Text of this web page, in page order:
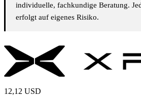
individuelle, fachkundige Beratung.
erfolgt auf eigenes Risiko.
12,12 USD